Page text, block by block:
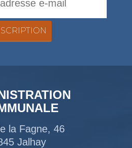
la Fagne, 46
Jalhay